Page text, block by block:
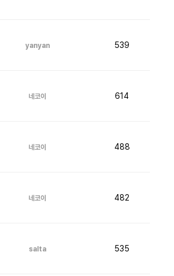
yanyan 539
네코이 614
네코이 488
네코이 482
salta 535